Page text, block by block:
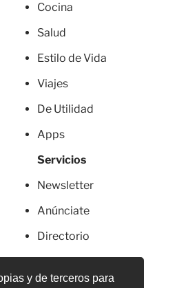
y de terceros para
Cocina
Salud
Estilo de Vida
Viajes
De Utilidad
Apps
Servicios
Newsletter
Anúnciate
Directorio